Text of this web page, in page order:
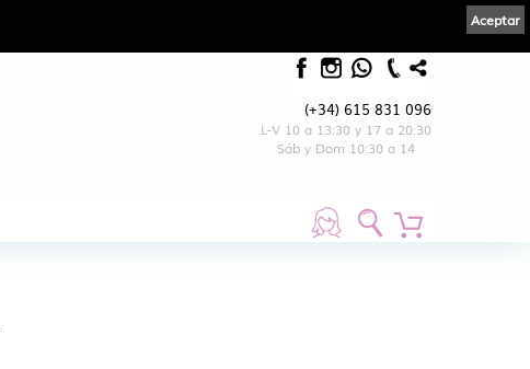
(+34) 615 831 096
L-V 10 a 13:30 y 17 a 20:30
Sáb y Dom 10:30 a 14
Aceptar